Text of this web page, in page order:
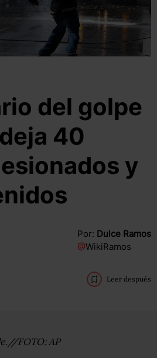
del golpe
40
y
Por: Dulce Ramos
@WikiRamos
Leer después
FOTO: AP